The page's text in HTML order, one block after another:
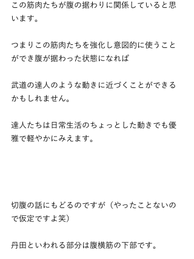
この筋肉たちが腹の据わりに関係していると思
います。
つまりこの筋肉たちを強化し意図的に使うこと
ができ腹が据わった状態になれば
武道の達人のような動きに近づくことができる
かもしれません。
達人たちは日常生活のちょっとした動きでも優
雅で軽やかにみえます。
切腹の話にもどるのですが（やったことないの
で仮定ですよ笑）
丹田といわれる部分は腹横筋の下部です。